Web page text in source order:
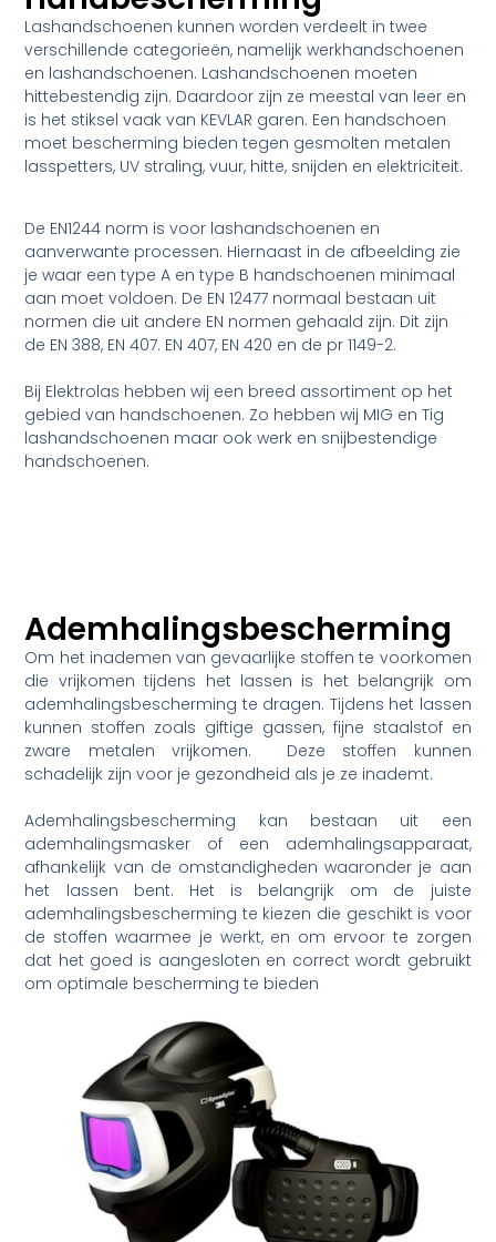
Lashandschoenen kunnen worden verdeelt in twee
verschillende categorieën, namelijk werkhandschoenen
en lashandschoenen. Lashandschoenen moeten
hittebestendig zijn. Daardoor zijn ze meestal van leer en
is het stiksel vaak van KEVLAR garen. Een handschoen
moet bescherming bieden tegen gesmolten metalen
lasspetters, UV straling, vuur, hitte, snijden en elektriciteit.
De EN1244 norm is voor lashandschoenen en
aanverwante processen. Hiernaast in de afbeelding zie
je waar een type A en type B handschoenen minimaal
aan moet voldoen. De EN 12477 normaal bestaan uit
normen die uit andere EN normen gehaald zijn. Dit zijn
de EN 388, EN 407. EN 407, EN 420 en de pr 1149-2.
Bij Elektrolas hebben wij een breed assortiment op het
gebied van handschoenen. Zo hebben wij MIG en Tig
lashandschoenen maar ook werk en snijbestendige
handschoenen.
Ademhalingsbescherming
Om het inademen van gevaarlijke stoffen te voorkomen
die vrijkomen tijdens het lassen is het belangrijk om
ademhalingsbescherming te dragen. Tijdens het lassen
kunnen stoffen zoals giftige gassen, fijne staalstof en
zware metalen vrijkomen. Deze stoffen kunnen
schadelijk zijn voor je gezondheid als je ze inademt.
Ademhalingsbescherming kan bestaan uit een
ademhalingsmasker of een ademhalingsapparaat,
afhankelijk van de omstandigheden waaronder je aan
het lassen bent. Het is belangrijk om de juiste
ademhalingsbescherming te kiezen die geschikt is voor
de stoffen waarmee je werkt, en om ervoor te zorgen
dat het goed is aangesloten en correct wordt gebruikt
om optimale bescherming te bieden